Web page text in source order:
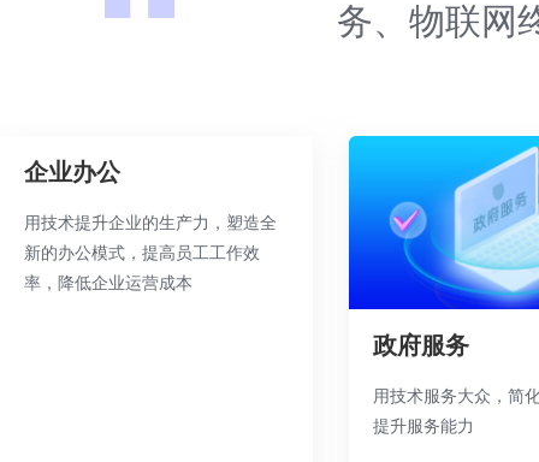
务、物联网
企业办公
用技术提升企业的生产力，塑造全
新的办公模式，提高员工工作效
率，降低企业运营成本
政府服务
用技术服务大众，简
提升服务能力